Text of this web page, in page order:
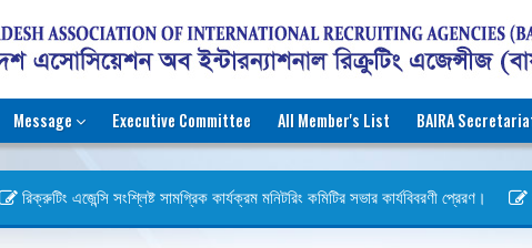
Message Executive Committee All Member's List BAIRA
রিক্রুটিং এজেন্সি সংশ্লিষ্ট সামগ্রিক কার্যক্রম মনিটরিং কমিটির সভার কার্যবিবরণী প্রেরণ।